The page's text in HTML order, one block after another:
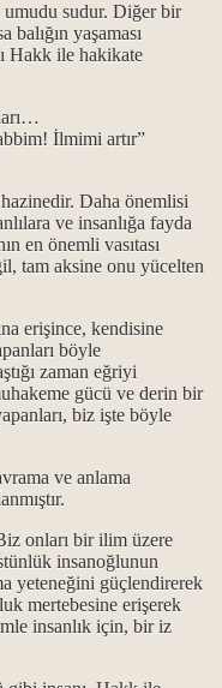
umudu sudur. Diğer bir
balığın yaşaması
Hakk ile hakikate
İlmimi artır”
Daha önemlisi
ve insanlığa fayda
en önemli vasıtası
tam aksine onu yücelten
erişince, kendisine
böyle
zaman eğriyi
gücü ve derin bir
biz işte böyle
ve anlama
onları bir ilim üzere
insanoğlunun
yeteneğini güçlendirerek
mertebesine erişerek
insanlık için, bir iz